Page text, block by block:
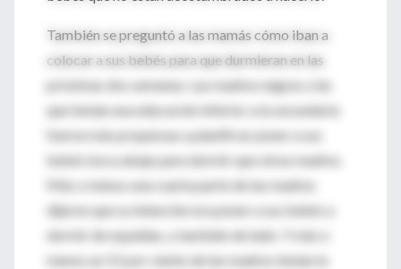
También se preguntó a las mamás cómo iban a
colocar a sus bebés para que durmieran en las
próximas dos semanas. Las madres negras y las
que tenían una educación inferior a la secundaria
fueron más propensas a planificar poner a sus
bebés boca abajo para dormir que otras madres.
Más o menos una cuarta parte de las madres
dijeron que su intención era poner a sus bebés a
dormir de espaldas, y también de lado. Y más o
menos un 15 por ciento de las madres tenían la